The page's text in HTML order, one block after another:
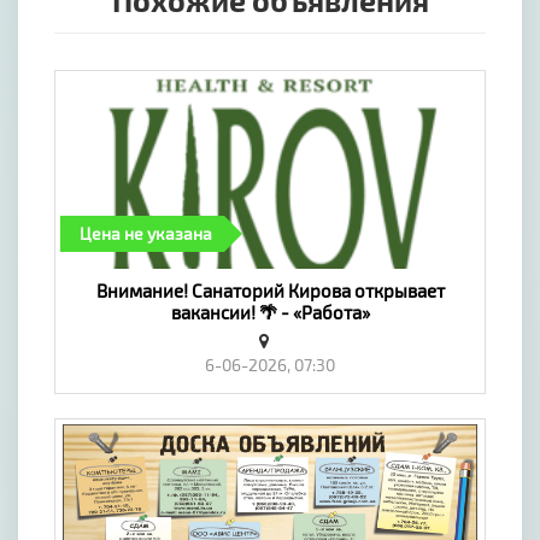
Цена не указана
Внимание! Санаторий Кирова открывает
вакансии! 🌴 - «Работа»
6-06-2026, 07:30